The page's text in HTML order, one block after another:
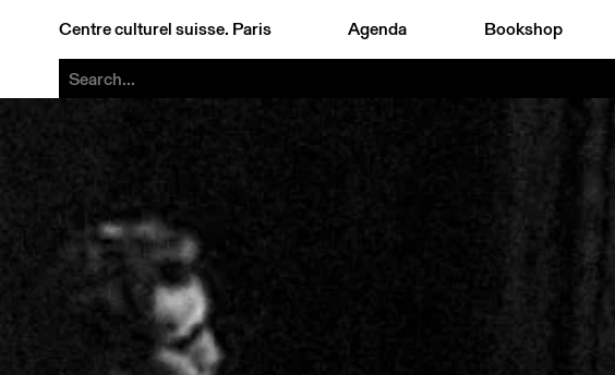
Centre culturel suisse. Paris Agenda Bookshop